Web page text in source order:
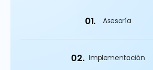
01. Asesoría
02. Implementación